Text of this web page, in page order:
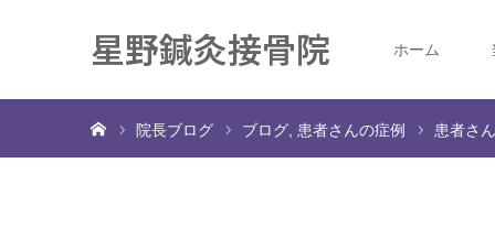
星野鍼灸接骨院 ホーム
院長ブログ ブログ 患者さんの症例 患者さ